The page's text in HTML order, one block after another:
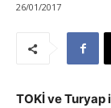
26/01/2017
TOKİ ve Turyap